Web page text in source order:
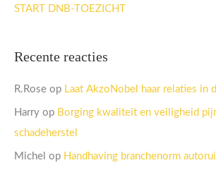
START DNB-TOEZICHT
Recente reacties
R.Rose op Laat AkzoNobel haar relaties in
Harry op Borging kwaliteit en veiligheid
schadeherstel
Michel op Handhaving branchenorm